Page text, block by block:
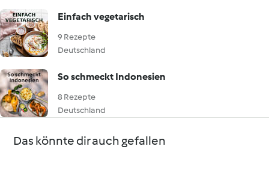
Einfach vegetarisch
9 Rezepte
Deutschland
So schmeckt Indonesien
8 Rezepte
Deutschland
Das könnte dir auch gefallen